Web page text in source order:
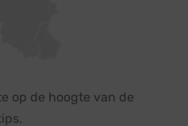
op de hoogte van de